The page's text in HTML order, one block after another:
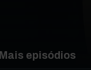
Mais episódios